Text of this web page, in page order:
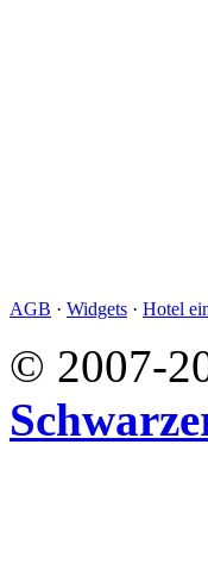
AGB · Widgets · Hotel
© 2007-